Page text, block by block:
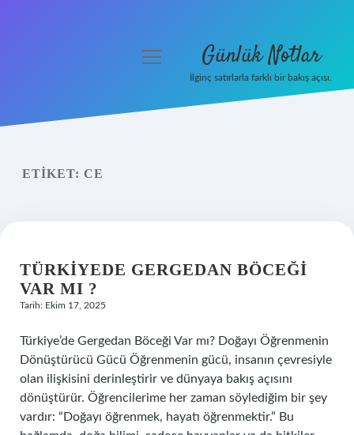
Yasal Uyarı
menüyü
Günlük Notlar
İlginç satırlarla farklı bir bakış açısı.
ETIKET: CE
TÜRKIYEDE GERGEDAN BÖCEĞI
VAR MI ?
Tarih: Ekim 17, 2025
Türkiye’de Gergedan Böceği Var mı? Doğayı Öğrenmenin
Dönüştürücü Gücü Öğrenmenin gücü, insanın çevresiyle
olan ilişkisini derinleştirir ve dünyaya bakış açısını
dönüştürür. Öğrencilerime her zaman söylediğim bir şey
vardır: “Doğayı öğrenmek, hayatı öğrenmektir.” Bu